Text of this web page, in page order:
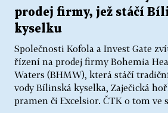
prodej firmy, jež stáčí
kyselku
Společnosti Kofola a Invest Gate
řízení na prodej firmy Bohemia
Waters (BHMW), která stáčí
vody Bílinská kyselka, Zaječická
pramen či Excelsior. ČTK o tom ve